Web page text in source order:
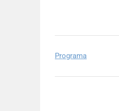
Programa